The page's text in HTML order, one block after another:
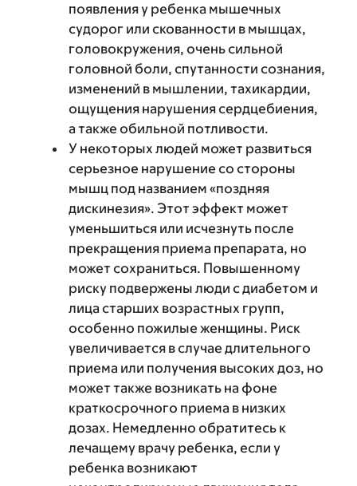
появления у ребенка мышечных
судорог или скованности в мышцах,
головокружения, очень сильной
головной боли, спутанности сознания,
изменений в мышлении, тахикардии,
ощущения нарушения сердцебиения,
а также обильной потливости.
У некоторых людей может развиться
серьезное нарушение со стороны
мышц под названием «поздняя
дискинезия». Этот эффект может
уменьшиться или исчезнуть после
прекращения приема препарата, но
может сохраниться. Повышенному
риску подвержены люди с диабетом и
лица старших возрастных групп,
особенно пожилые женщины. Риск
увеличивается в случае длительного
приема или получения высоких доз, но
может также возникать на фоне
краткосрочного приема в низких
дозах. Немедленно обратитесь к
лечащему врачу ребенка, если у
ребенка возникают